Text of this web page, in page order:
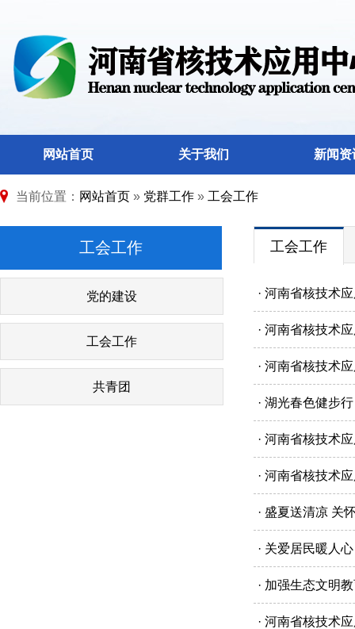
网站首页 关于我们 新闻资
当前位置： 网站首页 » 党群工作 » 工会工作
工会工作
党的建设
工会工作
共青团
工会工作
· 河南省核技术
· 河南省核技术
· 河南省核技术
· 湖光春色健步
· 河南省核技术
· 河南省核技术
· 盛夏送清凉 关
· 关爱居民暖人
· 加强生态文明
· 河南省核技术